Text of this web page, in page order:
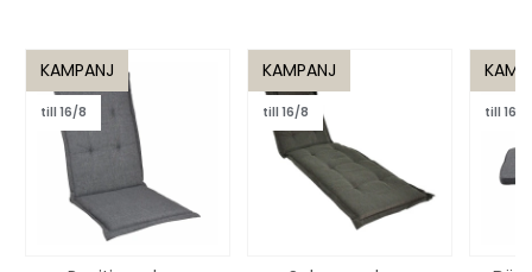
KAMPANJ
till 16/8
KAMPANJ
till 16/8 till 16/8